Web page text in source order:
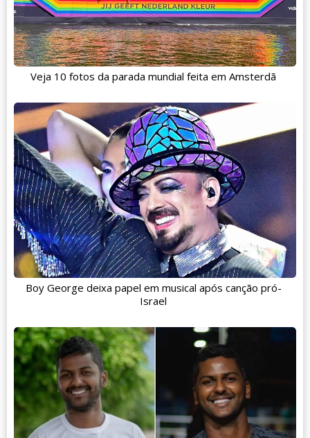
Veja 10 fotos da parada mundial feita em Amsterdã
Boy George deixa papel em musical após canção pró-
Israel